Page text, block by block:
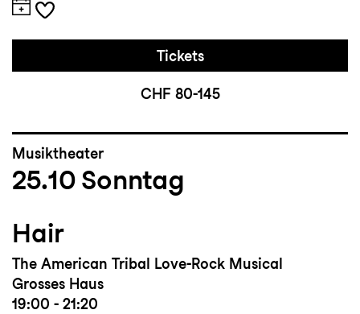
Tickets
CHF 80-145
Musiktheater
25.10 Sonntag
Hair
The American Tribal Love-Rock Musical
Grosses Haus
19:00 - 21:20